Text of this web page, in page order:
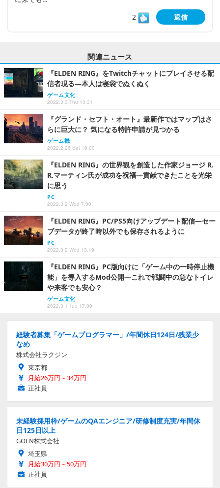
2
返信
関連ニュース
『ELDEN RING』をTwitchチャットにプレイさせる配
信者現る―本人は寝袋でぬくぬく
ゲーム文化
2022.3.3 Thu 10:31
『グランド・セフト・オート』最新作ではマップはさ
らに巨大に？ 気になる特許申請が見つかる
ゲーム機
2022.2.26 Sat 19:00
『ELDEN RING』の世界観を創造した作家ジョージ R.
R.マーティン氏が成功を祝福―貢献できたことを光栄
に思う
PC
2022.3.2 Wed 7:00
『ELDEN RING』PC/PS5向けアップデート配信―セー
ブデータが終了時以外でも保存されるように
PC
2022.3.2 Wed 13:19
『ELDEN RING』PC版向けに「ゲーム中の一時停止機
能」を導入するMod公開―これで戦闘中の急なトイレ
や来客でも安心？
ゲーム文化
2022.3.1 Tue 17:00
経験者募集「ゲームプログラマー」/年間休日124日/残業少
なめ
株式会社ラクジン
東京都
月給26万円～34万円
正社員
未経験採用枠/ゲームのQAエンジニア/研修制度充実/年間休
日125日以上
GOEN株式会社
埼玉県
月給30万円～50万円
正社員